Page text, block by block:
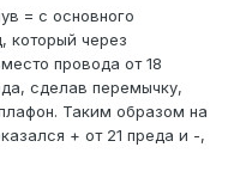
= с основного
который через
провода от 18
сделав перемычку,
Таким образом на
+ от 21 преда и -,